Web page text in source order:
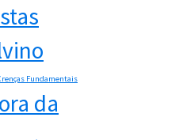
Fundamentais
da